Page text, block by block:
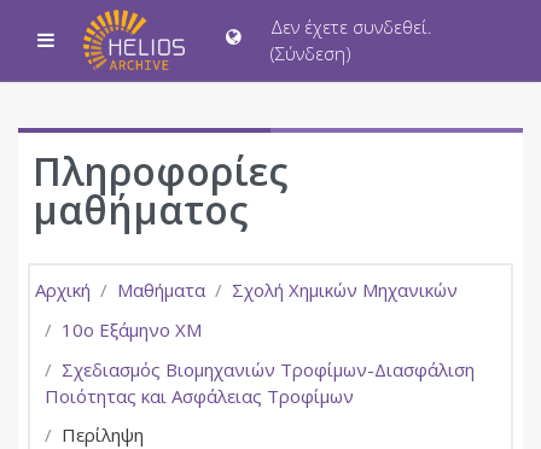
Μετάβαση στο κεντρικό περιεχόμενο
Πλευρικός πίνακας
Δεν έχετε συνδεθεί.
(Σύνδεση)
Πληροφορίες
μαθήματος
Αρχική Μαθήματα
Σχολή Χημικών Μηχανικών
10ο Εξάμηνο ΧΜ
Σχεδιασμός Βιομηχανιών Τροφίμων-Διασφάλιση
Ποιότητας και Ασφάλειας Τροφίμων
Περίληψη